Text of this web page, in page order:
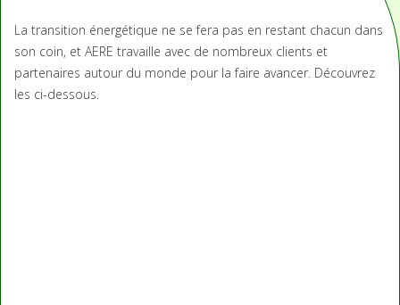
La transition énergétique ne se fera pas en restant chacun dans
son coin, et AERE travaille avec de nombreux clients et
partenaires autour du monde pour la faire avancer. Découvrez
les ci-dessous.